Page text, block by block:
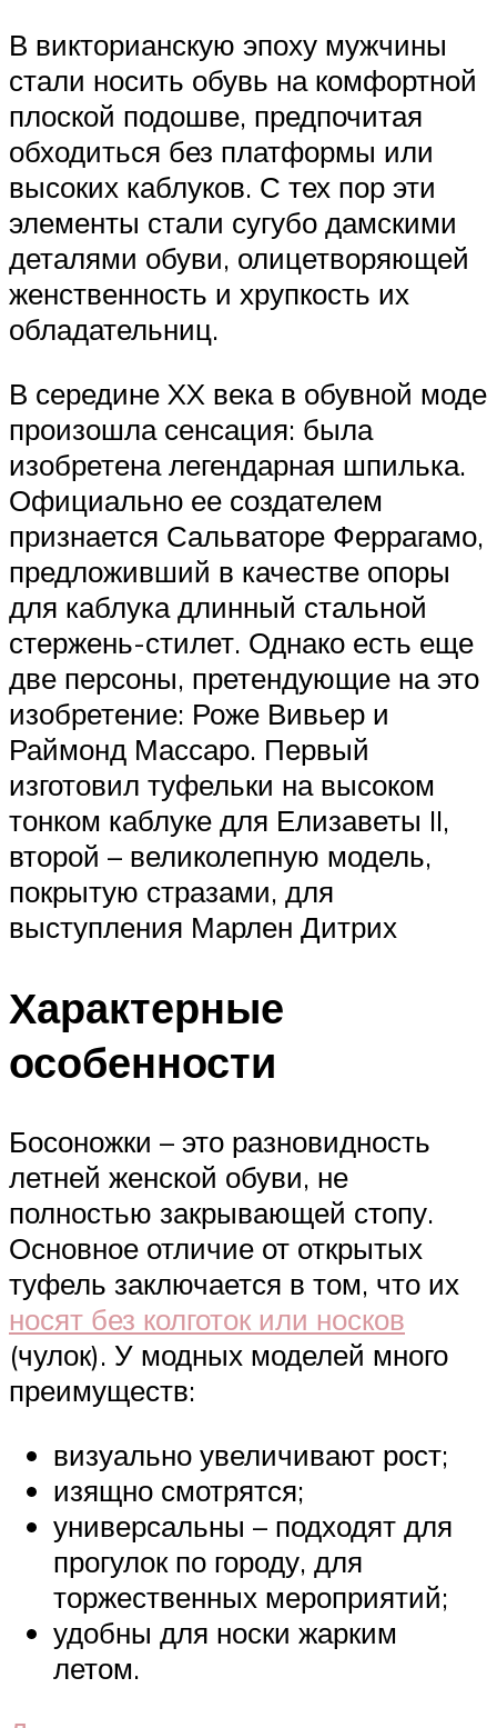
В викторианскую эпоху мужчины
стали носить обувь на комфортной
плоской подошве, предпочитая
обходиться без платформы или
высоких каблуков. С тех пор эти
элементы стали сугубо дамскими
деталями обуви, олицетворяющей
женственность и хрупкость их
обладательниц.
В середине XX века в обувной моде
произошла сенсация: была
изобретена легендарная шпилька.
Официально ее создателем
признается Сальваторе Феррагамо,
предложивший в качестве опоры
для каблука длинный стальной
стержень-стилет. Однако есть еще
две персоны, претендующие на это
изобретение: Роже Вивьер и
Раймонд Массаро. Первый
изготовил туфельки на высоком
тонком каблуке для Елизаветы II,
второй – великолепную модель,
покрытую стразами, для
выступления Марлен Дитрих
Характерные
особенности
Босоножки – это разновидность
летней женской обуви, не
полностью закрывающей стопу.
Основное отличие от открытых
туфель заключается в том, что их
носят без колготок или носков
(чулок). У модных моделей много
преимуществ:
визуально увеличивают рост;
изящно смотрятся;
универсальны – подходят для
прогулок по городу, для
торжественных мероприятий;
удобны для носки жарким
летом.